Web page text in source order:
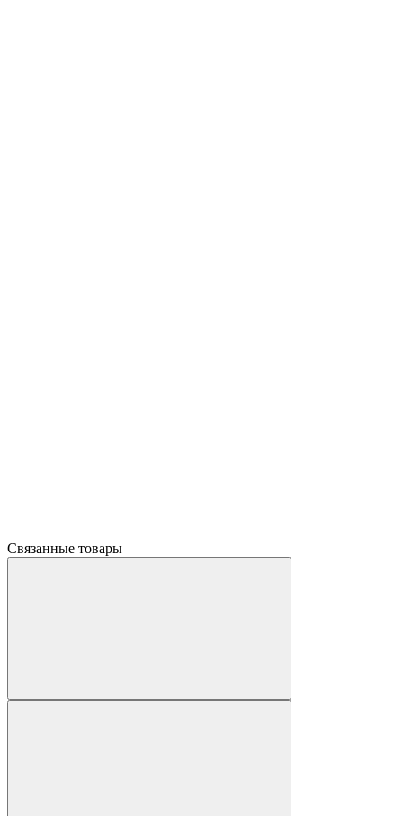
Связанные товары